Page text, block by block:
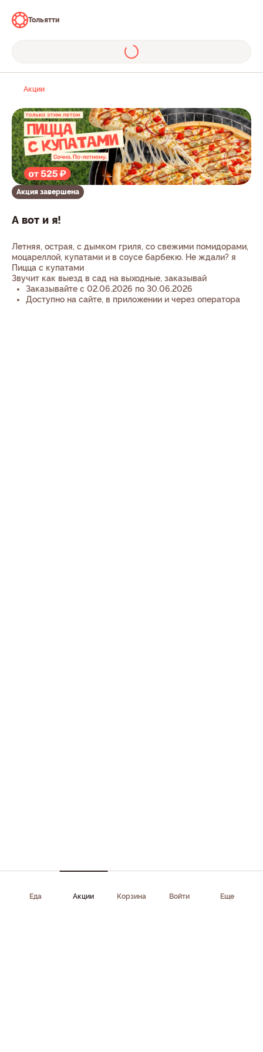
Тольятти
Акции
Акция завершена
А вот и я!
Летняя, острая, с дымком гриля, со свежими помидорами,
моцареллой, купатами и в соусе барбекю. Не ждали? я
Пицца с купатами
Звучит как выезд в сад на выходные, заказывай
Заказывайте с 02.06.2026 по 30.06.2026
Доступно на сайте, в приложении и через оператора
Еда Акции Корзина Войти Еще